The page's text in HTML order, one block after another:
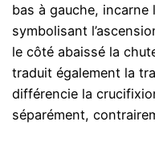
bas à gauche, incarne
symbolisant
le côté abaissé la
traduit également la
différencie la
séparément,